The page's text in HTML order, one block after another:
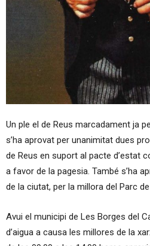
Un ple el de Reus marcadament ja
s’ha aprovat per unanimitat dues
de Reus en suport al pacte d’estat
a favor de la pagesia. També s’ha
de la ciutat, per la millora del Parc
Avui el municipi de Les Borges del
d’aigua a causa les millores de la